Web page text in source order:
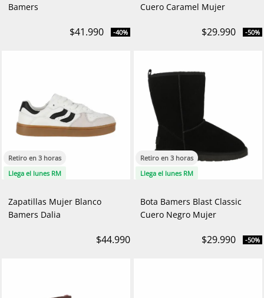
Bamers
$41.990 -40%
Cuero Caramel Mujer
$29.990 -50%
Retiro en 3 horas
Llega el lunes RM
Zapatillas Mujer Blanco
Bamers Dalia
$44.990
Retiro en 3 horas
Llega el lunes RM
Bota Bamers Blast Classic
Cuero Negro Mujer
$29.990 -50%